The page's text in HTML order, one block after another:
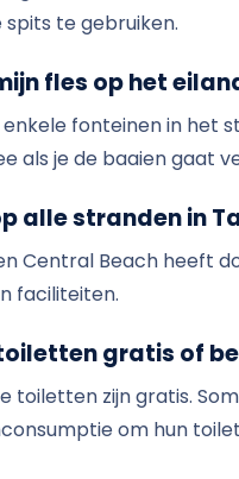
spits te gebruiken.
fles op het
enkele fonteinen in het
als je de baaien gaat
alle stranden in
Central Beach heeft
faciliteiten.
gratis of
toiletten zijn gratis.
om hun